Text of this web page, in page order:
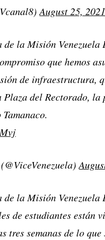
August 25, 2021
de la Misión Venezuela
que hemos
de infraestructura,
del Rectorado, la
de la Misión Venezuela
de estudiantes están
tres semanas de lo